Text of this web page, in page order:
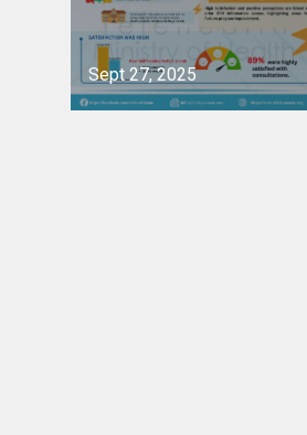
Sept 27, 2025